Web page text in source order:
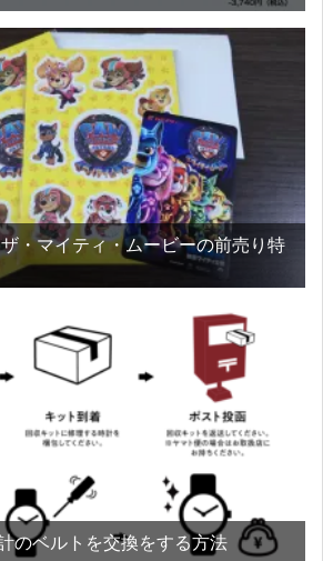
・マイティ・ムービーの前売り特
のベルトを交換をする方法